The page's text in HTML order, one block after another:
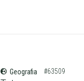
Geografia #63509